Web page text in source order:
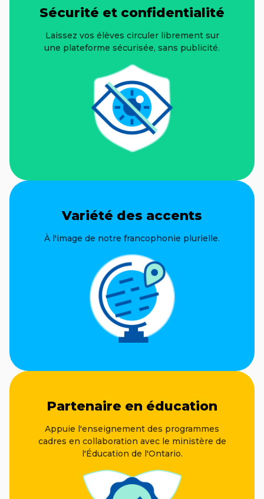
Sécurité et confidentialité
Laissez vos élèves circuler librement sur
une plateforme sécurisée, sans publicité.
Variété des accents
À l'image de notre francophonie plurielle.
Partenaire en éducation
Appuie l'enseignement des programmes
cadres en collaboration avec le ministère de
l'Éducation de l'Ontario.